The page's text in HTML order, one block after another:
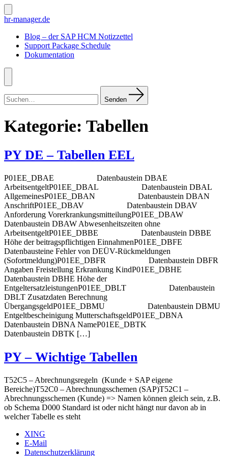
Zum
Inhalt
Suche
ein-/ausblenden
hr-manager.de
Blog – der SAP HCM Notizzettel
Support Package Schedule
Dokumentation
Menü
nach:
Senden
Kategorie: Tabellen
PY DE – Tabellen EEL
P01EE_DBAE Datenbaustein DBAE
ArbeitsentgeltP01EE_DBAL Datenbaustein DBAL
AllgemeinesP01EE_DBAN Datenbaustein DBAN
AnschriftP01EE_DBAV Datenbaustein DBAV
Anforderung VorerkrankungsmitteilungP01EE_DBAW
Datenbaustein DBAW Abwesenheitszeiten ohne
ArbeitsentgeltP01EE_DBBE Datenbaustein DBBE
Höhe der beitragspflichtigen EinnahmenP01EE_DBFE
Datenbausteine Fehler von DEÜV-Rückmeldungen
(Sofortmeldung)P01EE_DBFR Datenbaustein DBFR
Angaben Freistellung Erkrankung KindP01EE_DBHE
Datenbaustein DBHE Höhe der
EntgeltersatzleistungenP01EE_DBLT Datenbaustein
DBLT Zusatzdaten Berechnung
ÜbergangsgeldP01EE_DBMU Datenbaustein DBMU
Entgeltbescheinigung MutterschaftsgeldP01EE_DBNA
Datenbaustein DBNA NameP01EE_DBTK
Datenbaustein DBTK […]
PY – Wichtige Tabellen
T52C5 – Abrechnungsregeln (Kunde + SAP eigene
Bereiche)T52C0 – Abrechnungsschemen (SAP)T52C1 –
Abrechnungsschemen (Kunde) => Namen können gleich sein, z.B.
ob Schema D000 Standard ist oder nicht hängt nur davon ab in
welcher Tabelle es steht
XING
E-Mail
Datenschutzerklärung